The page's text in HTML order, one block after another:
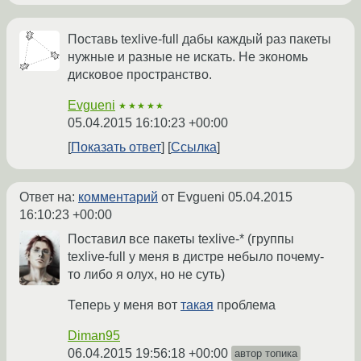
Поставь texlive-full дабы каждый раз пакеты
нужные и разные не искать. Не экономь
дисковое пространство.
Evgueni ★★★★★
05.04.2015 16:10:23 +00:00
Показать ответ
Ссылка
Ответ на: комментарий от Evgueni 05.04.2015
16:10:23 +00:00
Поставил все пакеты texlive-* (группы
texlive-full у меня в дистре небыло почему-
то либо я олух, но не суть)
Теперь у меня вот такая проблема
Diman95
06.04.2015 19:56:18 +00:00 автор топика